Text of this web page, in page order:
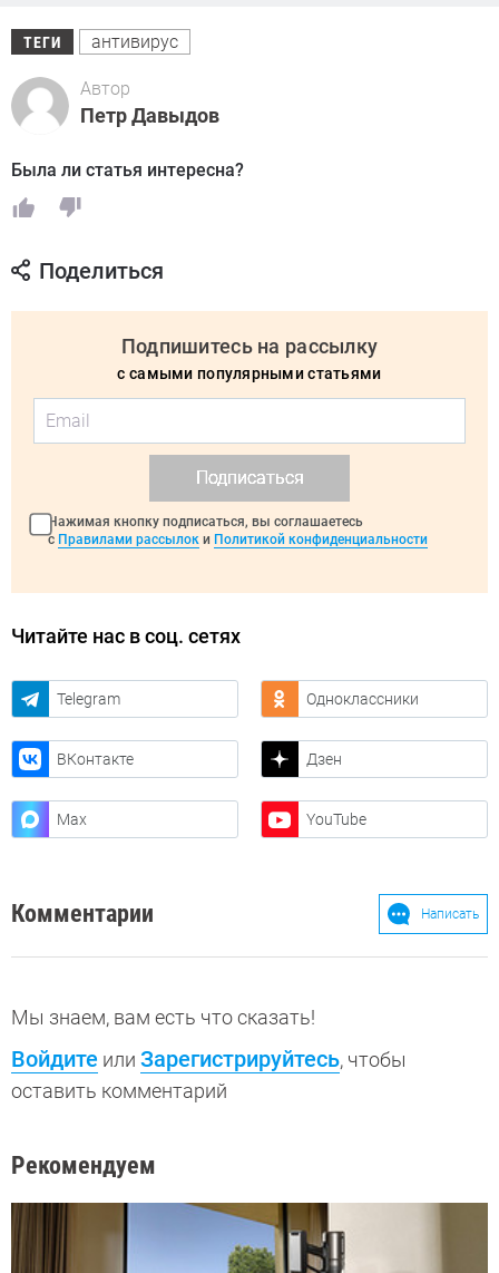
ТЕГИ антивирус
Автор
Петр Давыдов
Была ли статья интересна?
Поделиться
Подпишитесь на рассылку
с самыми популярными статьями
Подписаться
Нажимая кнопку подписаться, вы соглашаетесь
с Правилами рассылок и Политикой конфиденциальности
Читайте нас в соц. сетях
Telegram Одноклассники
ВКонтакте Дзен
Max YouTube
Комментарии Написать
Мы знаем, вам есть что сказать!
Войдите или Зарегистрируйтесь, чтобы
оставить комментарий
Рекомендуем